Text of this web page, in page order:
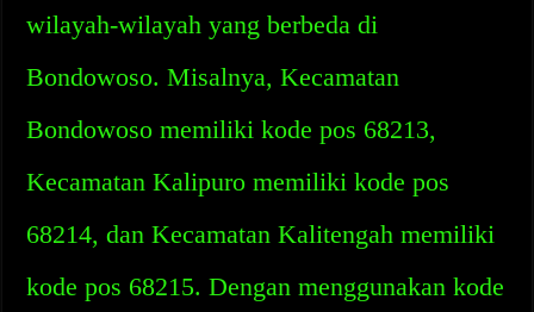
wilayah-wilayah yang berbeda di
Bondowoso. Misalnya, Kecamatan
Bondowoso memiliki kode pos 68213,
Kecamatan Kalipuro memiliki kode pos
68214, dan Kecamatan Kalitengah memiliki
kode pos 68215. Dengan menggunakan kode